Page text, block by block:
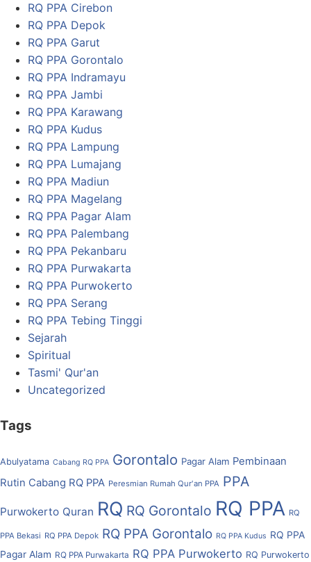
RQ PPA Cirebon
RQ PPA Depok
RQ PPA Garut
RQ PPA Gorontalo
RQ PPA Indramayu
RQ PPA Jambi
RQ PPA Karawang
RQ PPA Kudus
RQ PPA Lampung
RQ PPA Lumajang
RQ PPA Madiun
RQ PPA Magelang
RQ PPA Pagar Alam
RQ PPA Palembang
RQ PPA Pekanbaru
RQ PPA Purwakarta
RQ PPA Purwokerto
RQ PPA Serang
RQ PPA Tebing Tinggi
Sejarah
Spiritual
Tasmi' Qur'an
Uncategorized
Tags
Abulyatama Cabang RQ PPA Gorontalo Pagar Alam Pembinaan
Rutin Cabang RQ PPA Peresmian Rumah Qur'an PPA PPA
Purwokerto Quran RQ RQ Gorontalo RQ PPA RQ
PPA Bekasi RQ PPA Depok RQ PPA Gorontalo RQ PPA Kudus RQ PPA
Pagar Alam RQ PPA Purwakarta RQ PPA Purwokerto RQ Purwokerto